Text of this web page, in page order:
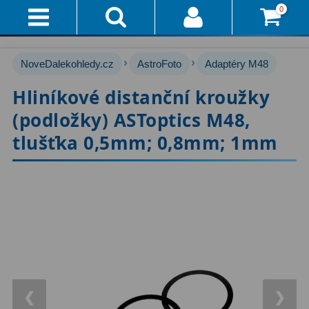
0
Přihlášení
Affiliate
Průvodce
Doručení
Vrácení
Do
Akce!
Pro začátečníky67
Pro děti30
Ritchey-Chrétien
NoveDalekohledy.cz › AstroFoto › Adaptéry M48
❮ ❯
Hliníkové distanční kroužky
(podložky) ASToptics M48,
tlušťka 0,5mm; 0,8mm; 1mm